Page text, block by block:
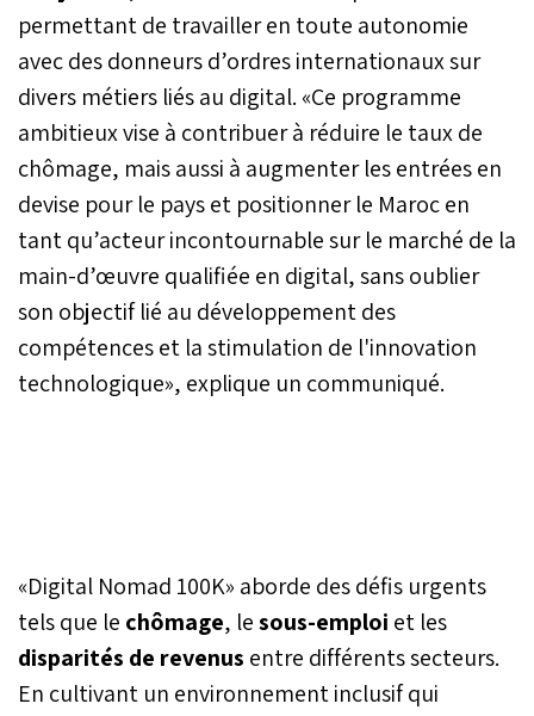
permettant de travailler en toute autonomie
avec des donneurs d’ordres internationaux sur
divers métiers liés au digital. «Ce programme
ambitieux vise à contribuer à réduire le taux de
chômage, mais aussi à augmenter les entrées en
devise pour le pays et positionner le Maroc en
tant qu’acteur incontournable sur le marché de la
main-d’œuvre qualifiée en digital, sans oublier
son objectif lié au développement des
compétences et la stimulation de l'innovation
technologique», explique un communiqué.
«Digital Nomad 100K» aborde des défis urgents
tels que le chômage, lesous-emploi et les
disparités de revenus entre différents secteurs.
En cultivant un environnement inclusif qui